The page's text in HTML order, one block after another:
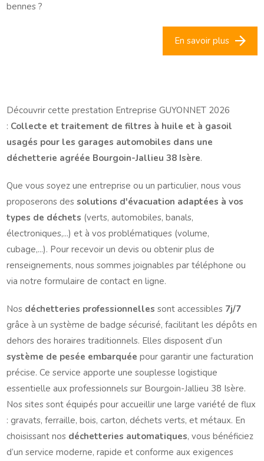
bennes ?
En savoir plus
Découvrir cette prestation Entreprise GUYONNET 2026
: Collecte et traitement de filtres à huile et à gasoil
usagés pour les garages automobiles dans une
déchetterie agréée Bourgoin-Jallieu 38 Isère.
Que vous soyez une entreprise ou un particulier, nous vous
proposerons dessolutions d'évacuation adaptées à vos
types de déchets (verts, automobiles, banals,
électroniques,...) et à vos problématiques (volume,
cubage,...). Pour recevoir un devis ou obtenir plus de
renseignements, nous sommes joignables par téléphone ou
via notre formulaire de contact en ligne.
Nos déchetteries professionnelles sont accessibles 7j/7
grâce à un système de badge sécurisé, facilitant les dépôts en
dehors des horaires traditionnels. Elles disposent d’un
système de pesée embarquée pour garantir une facturation
précise. Ce service apporte une souplesse logistique
essentielle aux professionnels sur Bourgoin-Jallieu 38 Isère.
Nos sites sont équipés pour accueillir une large variété de flux
: gravats, ferraille, bois, carton, déchets verts, et métaux. En
choisissant nos déchetteries automatiques, vous bénéficiez
d’un service moderne, rapide et conforme aux exigences